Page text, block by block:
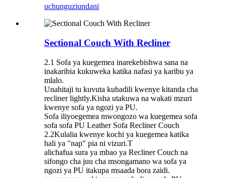
uchunguziundani
Sectional Couch With Recliner
2.1 Sofa ya kuegemea inarekebishwa sana na
inakaribia kukuweka katika nafasi ya karibu ya
mlalo.
Unahitaji tu kuvuta kubadili kwenye kitanda cha
recliner lightly.Kisha utakuwa na wakati mzuri
kwenye sofa ya ngozi ya PU.
Sofa iliyoegemea mwongozo wa kuegemea sofa
sofa sofa PU Leather Sofa Recliner Couch
2.2Kulalia kwenye kochi ya kuegemea katika
hali ya "nap" pia ni vizuri.T
alichafua sura ya mbao ya Recliner Couch na
sifongo cha juu cha msongamano wa sofa ya
ngozi ya PU itakupa msaada bora zaidi.